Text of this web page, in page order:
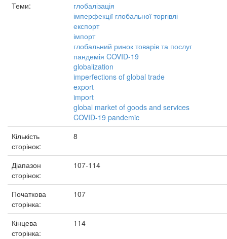
Теми:
глобалізація
імперфекції глобальної торгівлі
експорт
імпорт
глобальний ринок товарів та послуг
пандемія COVID-19
globalization
imperfections of global trade
export
import
global market of goods and services
COVID-19 pandemic
Кількість
сторінок:
8
Діапазон
сторінок:
107-114
Початкова
сторінка:
107
Кінцева
сторінка:
114